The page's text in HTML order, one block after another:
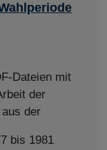
Dateien mit
der
der
bis 1981